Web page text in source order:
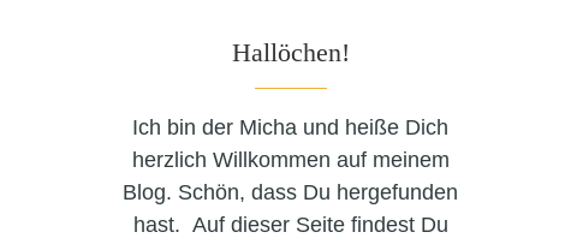
Hallöchen!
Ich bin der Micha und heiße Dich
herzlich Willkommen auf meinem
Blog. Schön, dass Du hergefunden
hast. Auf dieser Seite findest Du